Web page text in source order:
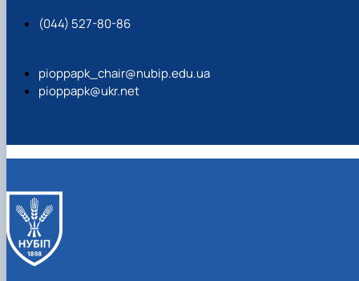
(044) 527-80-86
pioppapk_chair@nubip.edu.ua
pioppapk@ukr.net